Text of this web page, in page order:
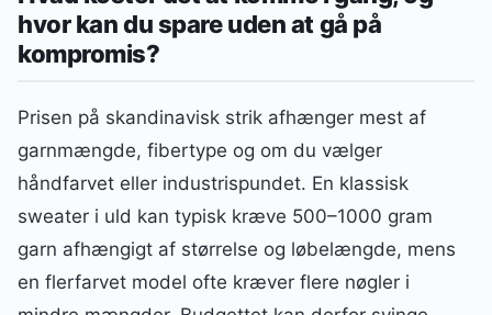
hvor kan du spare uden at gå på
kompromis?
Prisen på skandinavisk strik afhænger mest af
garnmængde, fibertype og om du vælger
håndfarvet eller industrispundet. En klassisk
sweater i uld kan typisk kræve 500–1000 gram
garn afhængigt af størrelse og løbelængde, mens
en flerfarvet model ofte kræver flere nøgler i